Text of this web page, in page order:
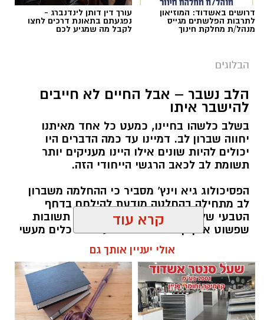
דרושים באשדוד: המוזיאון
לתרבות הפלשתים מגייס
מנהל/ת מחלקת חינוך
עורך דין דותן לינדנברג -
נפגעתם בתאונת דרכים לחצו
לקבל מה שמגיע לכם
הבלוגים
הלב נשבר – אבל החיים לא חייבים
להישבר איתו
בשלב כלשהו בחיינו, כמעט כל אחד מאיתנו
יחווה שברון לב. דמיינו עד כמה הדברים היו
יכולים להיות שונים אילו היינו מעניקים יותר
תשומת לב לכאב הרגשי הייחודי הזה.
הפסיכולוג גיא וינץ' מסביר כי ההחלמה משברון
לב מתחילה בהחלטה מודעת להילחם בדחף
הטבעי שלנו לייפות את העבר ולחפש תשובות
שפשוט אינן קיימות. הוא מציע ארגז כלים מעשי
שיעזור לנו, בהדרגה, להשתחרר מהכאב ולהמשיך
הלב שלנו אולי נשבר לפעמים, אבל אנחנו לא
חייבים להישבר יחד איתו.
קרא עוד
אולי יעניין אותך גם